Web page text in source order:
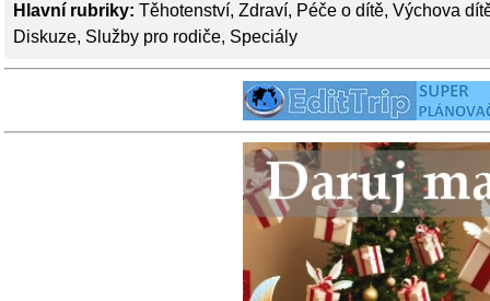
Hlavní rubriky: Těhotenství, Zdraví, Péče o dítě, Výchova
Diskuze, Služby pro rodiče, Speciály